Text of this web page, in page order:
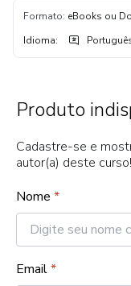
Formato: eBooks ou
Idioma:
Produto
Cadastre-se e
autor(a) deste curso!
Nome *
Email*